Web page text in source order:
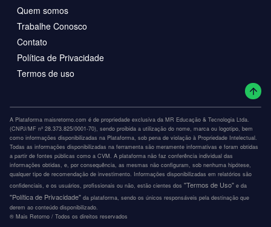
Quem somos
Trabalhe Conosco
Contato
Política de Privacidade
Termos de uso
A Plataforma maisretorno.com é de propriedade exclusiva da MR Educação & Tecnologia Ltda.
(CNPJ/MF nº 28.373.825/0001-70), sendo proibida a utilização do nome, marca ou logotipo, bem
como informações disponibilizadas na Plataforma, sob pena de violação à Propriedade Intelectual.
Todas as informações disponibilizadas na ferramenta são meramente informativas e foram obtidas
a partir de fontes públicas como a CVM. A plataforma não faz conferência individual das
informações obtidas, e, por consequência, as mesmas não configuram, sob nenhuma hipótese,
qualquer tipo de recomendação de investimento. Informações disponibilizadas em relatórios são
confidenciais, e os usuários, profissionais ou não, estão cientes dos "Termos de Uso" e da
"Política de Privacidade" da plataforma, sendo os únicos responsáveis pela destinação que
derem ao conteúdo disponibilizado.
®️ Mais Retorno / Todos os direitos reservados